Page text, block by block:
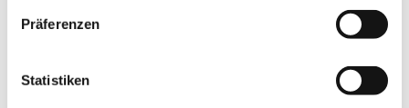
Präferenzen
Statistiken
nur ein praktisches Accessoire zur Kontrolle
persönlichen Stil auf ein neues Niveau. Bringen